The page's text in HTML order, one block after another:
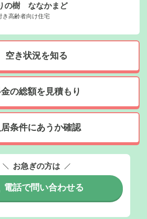
の樹 ななかまど
き高齢者向け住宅
空き状況を知る
の総額を見積もり
条件にあうか確認
お急ぎの方は
電話で問い合わせる